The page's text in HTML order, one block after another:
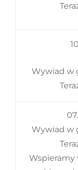
Wywiad w
Wywiad w
Wspieramy